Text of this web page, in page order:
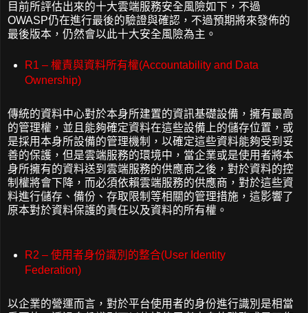
目前所評估出來的十大雲端服務安全風險如下，不過
OWASP仍在進行最後的驗證與確認，不過預期將來發佈的
最後版本，仍然會以此十大安全風險為主。
R1 – 權責與資料所有權(Accountability and Data
Ownership)
傳統的資料中心對於本身所建置的資訊基礎設備，擁有最高
的管理權，並且能夠確定資料在這些設備上的儲存位置，或
是採用本身所設備的管理機制，以確定這些資料能夠受到妥
善的保護，但是雲端服務的環境中，當企業或是使用者將本
身所擁有的資料送到雲端服務的供應商之後，對於資料的控
制權將會下降，而必須依賴雲端服務的供應商，對於這些資
料進行儲存、備份、存取限制等相關的管理措施，這影響了
原本對於資料保護的責任以及資料的所有權。
R2 – 使用者身份識別的整合(User Identity
Federation)
以企業的營運而言，對於平台使用者的身份進行識別是相當